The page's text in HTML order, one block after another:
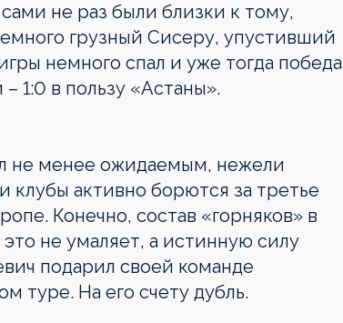
не раз были близки к тому,
грузный Сисеру, упустивший
немного спал и уже тогда победа
1:0 в пользу «Астаны».
не менее ожидаемым, нежели
клубы активно борются за третье
Конечно, состав «горняков» в
не умаляет, а истинную силу
подарил своей команде
туре. На его счету дубль.